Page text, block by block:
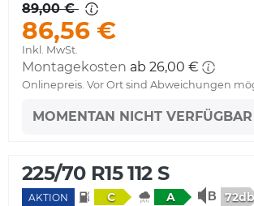
89,00 €
86,56 €
Inkl. MwSt.
Montagekosten ab 26,00 €
Onlinepreis. Vor Ort sind Abweichungen
MOMENTAN NICHT VERFÜGBAR
225/70 R15 112 S
AKTION C A 72db